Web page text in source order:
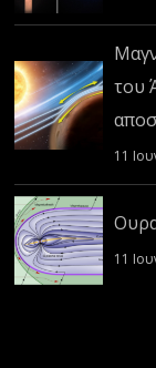
του
11
11